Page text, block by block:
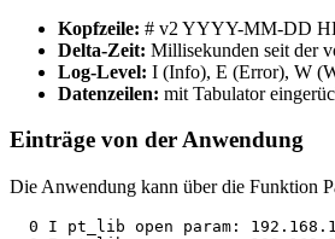
Kopfzeile: # v2 YYYY-MM-DD
Delta-Zeit: Millisekunden seit der
Log-Level: I (Info), E (Error), W
Datenzeilen: mit Tabulator
Einträge von der Anwendung
Die Anwendung kann über die Funktion
0 I pt_lib open param: